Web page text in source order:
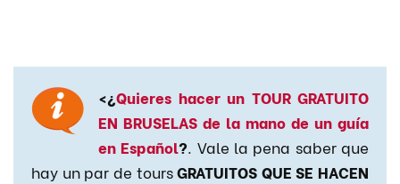
<¿Quieres hacer un TOUR GRATUITO
EN BRUSELAS de la mano de un guía
en Español?. Vale la pena saber que
hay un par de toursGRATUITOS QUE SE HACEN